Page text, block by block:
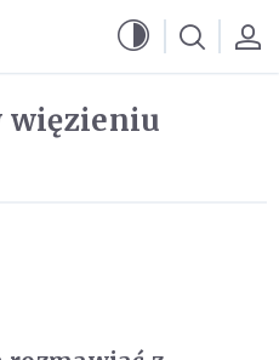
więzieniu